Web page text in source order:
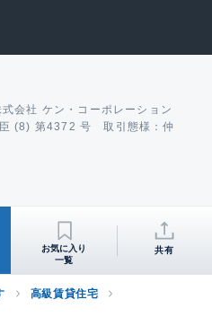
会社 ケン・コーポレーション
(8) 第4372 号 取引態様：仲
共有
高級賃貸住宅